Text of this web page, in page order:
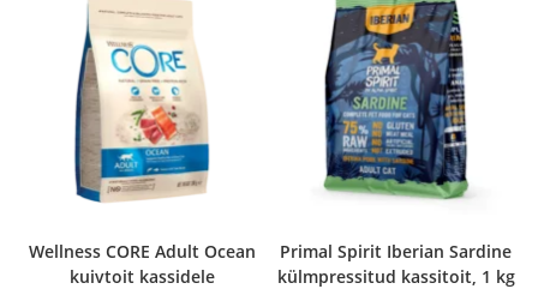
Wellness CORE Adult Ocean
kuivtoit kassidele
Primal Spirit Iberian Sardine
külmpressitud kassitoit, 1 kg